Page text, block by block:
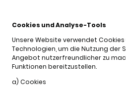
Cookies und Analyse-Tools
Unsere Website verwendet
Technologien, um die Nutzung der
Angebot nutzerfreundlicher zu
Funktionen bereitzustellen.
a) Cookies